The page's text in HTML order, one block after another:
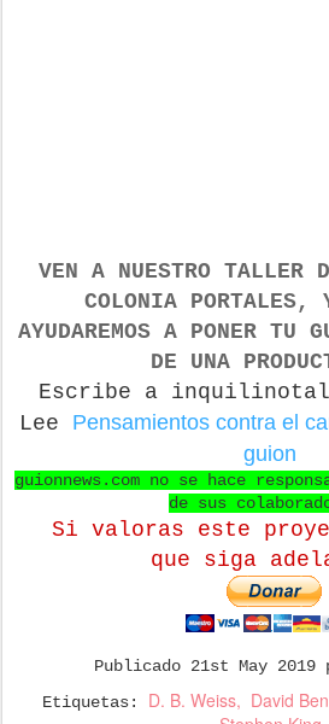
VEN A NUESTRO TALLER
COLONIA PORTALES,
AYUDAREMOS A PONER TU
DE UNA
Escribe a
Lee Pensamientos contra el
guion
guionnews.com no se hace
de sus
Si valoras este
que siga
Publicado 21st May 2019
Etiquetas: D. B. Weiss David